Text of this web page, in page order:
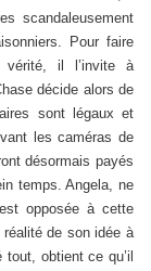
scandaleusement
Pour faire
vérité, il l’invite à
décide alors de
sont légaux et
les caméras de
désormais payés
temps. Angela, ne
opposée à cette
réalité de son idée à
obtient ce qu’il